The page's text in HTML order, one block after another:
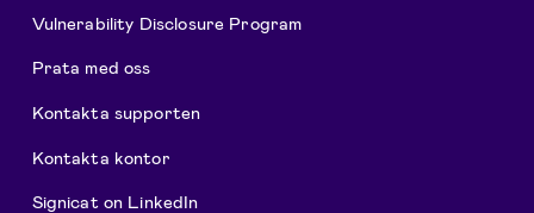
Vulnerability Disclosure Program
Prata med oss
Kontakta supporten
Kontakta kontor
Signicat on LinkedIn